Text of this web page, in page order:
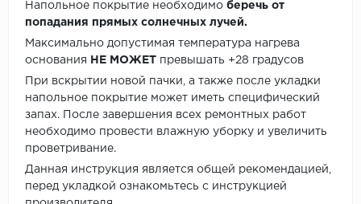
Напольное покрытие необходимо беречь от
попадания прямых солнечных лучей.
Максимально допустимая температура нагрева
основания
НЕ МОЖЕТ превышать +28 градусов
При вскрытии новой пачки, а также после укладки
напольное покрытие может иметь специфический
запах. После завершения всех ремонтных работ
необходимо провести влажную уборку и увеличить
проветривание.
Данная инструкция является общей рекомендацией,
перед укладкой ознакомьтесь с инструкцией